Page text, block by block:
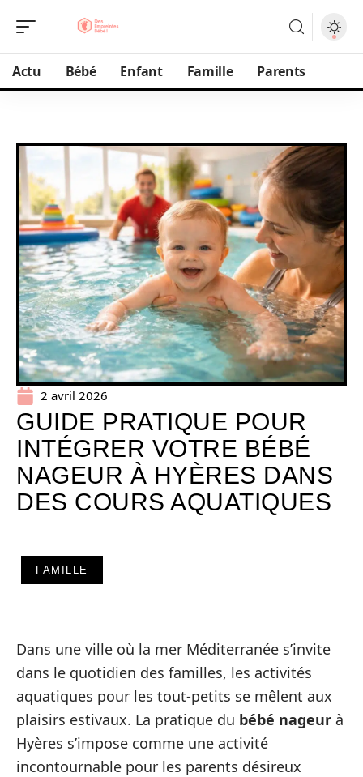
Actu Bébé Enfant Famille Parents
2 avril 2026
GUIDE PRATIQUE POUR
INTÉGRER VOTRE BÉBÉ
NAGEUR À HYÈRES DANS
DES COURS AQUATIQUES
FAMILLE
Dans une ville où la mer Méditerranée s’invite
dans le quotidien des familles, les activités
aquatiques pour les tout-petits se mêlent aux
plaisirs estivaux. La pratique du bébé nageur à
Hyères s’impose comme une activité
incontournable pour les parents désireux